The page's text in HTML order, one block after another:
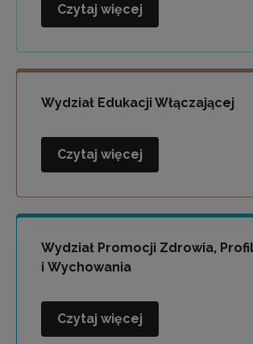
Wydział
i
Socjoterapii
Czytaj więcej
Wydział Edukacji Włączającej
Wydział
Włączającej
Czytaj więcej
Wydział Promocji Zdrowia,
i Wychowania
Wydział
Czytaj więcej